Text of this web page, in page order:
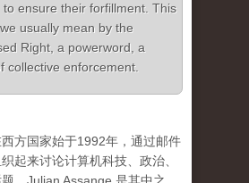
to ensure their forfillment. This
usually mean by the
Right, a powerword, a
collective enforcement.
方国家始于1992年，通过邮件
起来讨论计算机科技、政治、